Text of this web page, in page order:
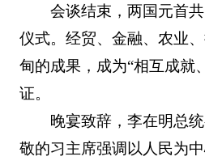
会谈结束，两国元首
仪式。经贸、金融、农业
甸的成果，成为“相互成就
证。
晚宴致辞，李在明总
敬的习主席强调以人民为